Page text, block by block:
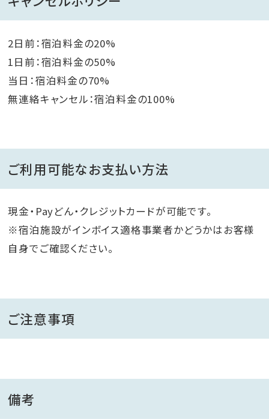
2日前：宿泊料金の20%
1日前：宿泊料金の50%
当日：宿泊料金の70%
無連絡キャンセル：宿泊料金の100%
ご利用可能なお支払い方法
現金・Payどん・クレジットカードが可能です。
※宿泊施設がインボイス適格事業者かどうかはお客様
自身でご確認ください。
ご注意事項
備考